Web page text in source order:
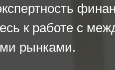
к работе с
рынками.